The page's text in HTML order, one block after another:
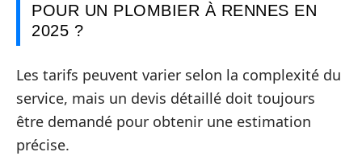
POUR UN PLOMBIER À RENNES EN
2025 ?
Les tarifs peuvent varier selon la complexité du
service, mais un devis détaillé doit toujours
être demandé pour obtenir une estimation
précise.